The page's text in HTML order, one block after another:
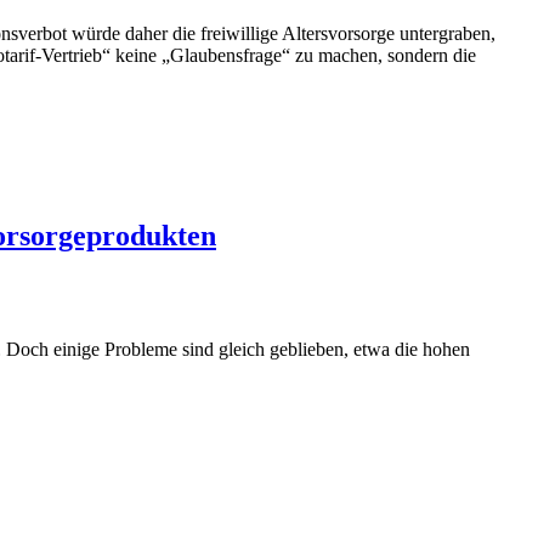
würde daher die freiwillige Altersvorsorge untergraben,
Vertrieb“ keine „Glaubensfrage“ zu machen, sondern die
einige Probleme sind gleich geblieben, etwa die hohen